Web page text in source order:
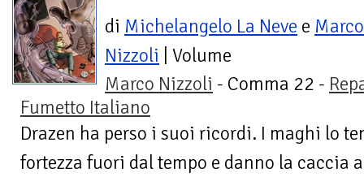
di Michelangelo La Neve e Marco
Nizzoli | Volume
Marco Nizzoli - Comma 22 -
Fumetto Italiano
Drazen ha perso i suoi ricordi. I maghi lo
fortezza fuori dal tempo e danno la caccia